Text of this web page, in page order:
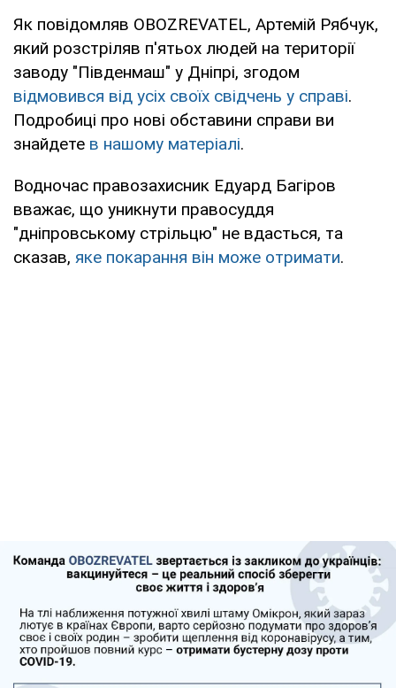
Як повідомляв OBOZREVATEL, Артемій Рябчук,
який розстріляв п'ятьох людей на території
заводу "Південмаш" у Дніпрі, згодом
відмовився від усіх своїх свідчень у справі.
Подробиці про нові обставини справи ви
знайдете в нашому матеріалі.
Водночас правозахисник Едуард Багіров
вважає, що уникнути правосуддя
"дніпровському стрільцю" не вдасться, та
сказав, яке покарання він може отримати.